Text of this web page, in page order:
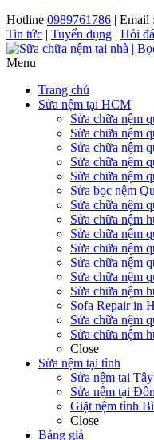
Hotline 0989761786 | Email :
Tin tức | Tuyển dụng | Hỏi
Menu
Trang chủ
Sửa nệm tại HCM
Sửa chữa nệm
Sửa chữa nệm
Sửa chữa nệm
Sửa chữa nệm
Sửa chữa nệm
Sửa bọc nệm
Sửa chữa nệm
Sửa chữa nệm
Sửa chữa nệm
Sửa chữa nệm
Sửa chữa nệm
Sửa chữa nệm
Sửa chữa nệm
Sofa Repair in
Sửa chữa nệm
Sửa chữa nệm
Close
Sửa nệm tại tỉnh
Sửa nệm tại
Sửa nệm tại
Giặt nệm tỉnh
Close
Bảng giá